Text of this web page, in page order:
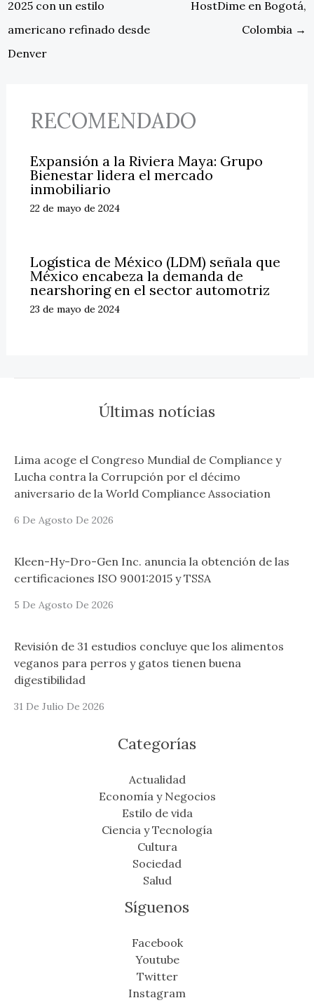
2025 con un estilo
americano refinado desde
Denver
HostDime en Bogotá,
Colombia →
RECOMENDADO
Expansión a la Riviera Maya: Grupo
Bienestar lidera el mercado
inmobiliario
22 de mayo de 2024
Logística de México (LDM) señala que
México encabeza la demanda de
nearshoring en el sector automotriz
23 de mayo de 2024
Últimas notícias
Lima acoge el Congreso Mundial de Compliance y
Lucha contra la Corrupción por el décimo
aniversario de la World Compliance Association
6 De Agosto De 2026
Kleen-Hy-Dro-Gen Inc. anuncia la obtención de las
certificaciones ISO 9001:2015 y TSSA
5 De Agosto De 2026
Revisión de 31 estudios concluye que los alimentos
veganos para perros y gatos tienen buena
digestibilidad
31 De Julio De 2026
Categorías
Actualidad
Economía y Negocios
Estilo de vida
Ciencia y Tecnología
Cultura
Sociedad
Salud
Síguenos
Facebook
Youtube
Twitter
Instagram